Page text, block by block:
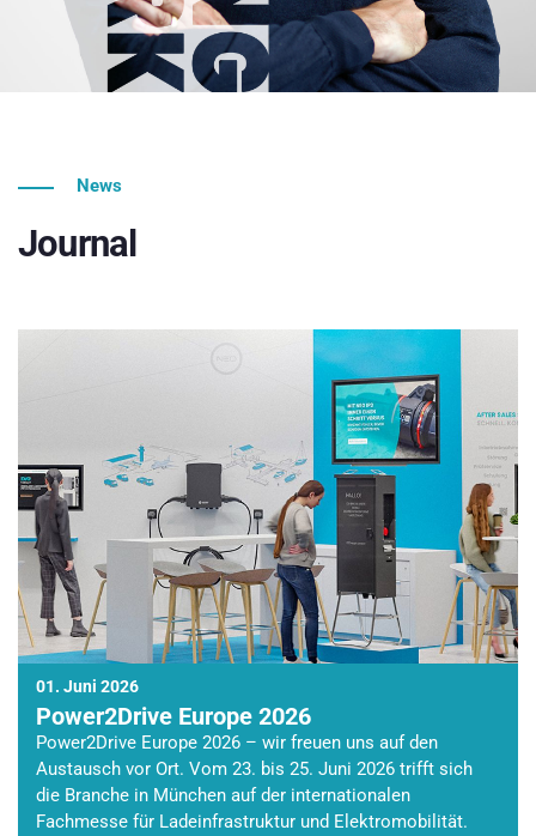
News
Journal
01. Juni 2026
Power2Drive Europe 2026
Power2Drive Europe 2026 – wir freuen uns auf den
Austausch vor Ort. Vom 23. bis 25. Juni 2026 trifft sich
die Branche in München auf der internationalen
Fachmesse für Ladeinfrastruktur und Elektromobilität.